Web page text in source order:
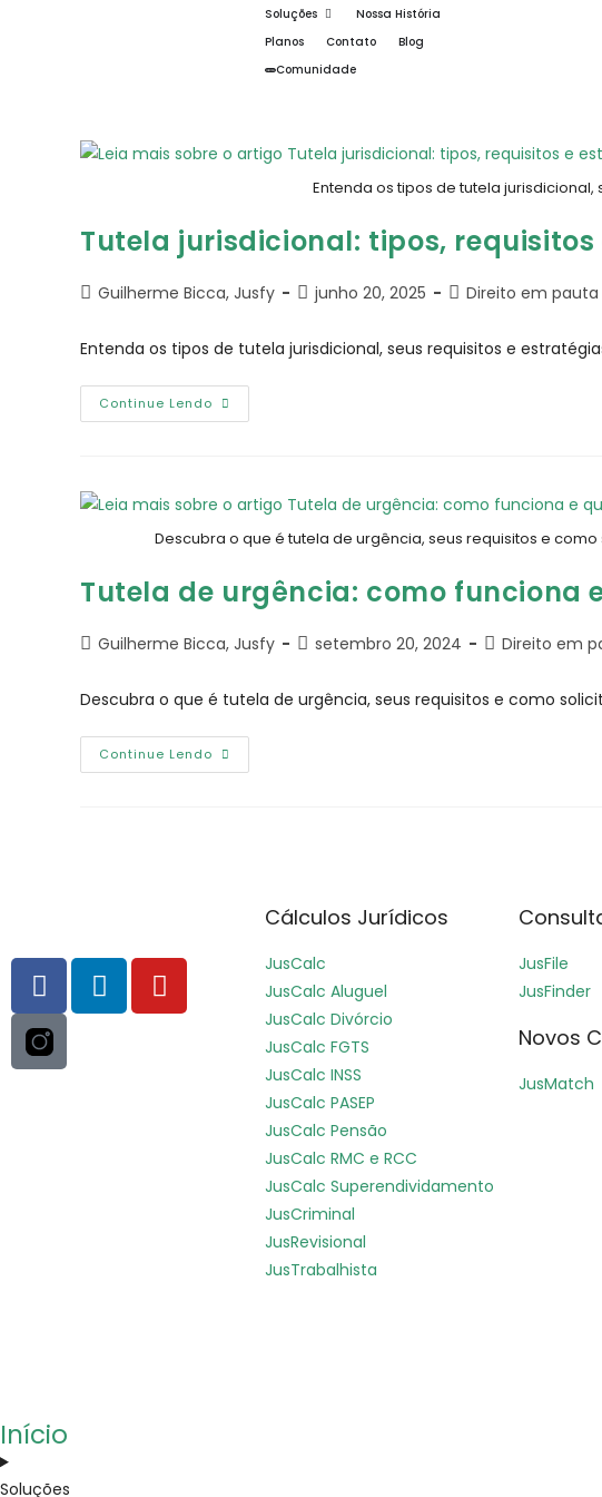
Soluções
Nossa História
Planos
Contato
Blog
Comunidade
Entenda os tipos de tutela
Tutela jurisdicional: tipos,
Guilherme Bicca, Jusfy junho 20, 2025 Direito em pauta
Entenda os tipos de tutela jurisdicional, seus requisitos e
Continue Lendo
Descubra o que é tutela de urgência, seus requisitos e
Tutela de urgência: como funciona
Guilherme Bicca, Jusfy setembro 20, 2024 Direito em
Descubra o que é tutela de urgência, seus requisitos e como
Continue Lendo
Cálculos Jurídicos
JusCalc
JusCalc Aluguel
JusCalc Divórcio
JusCalc FGTS
JusCalc INSS
JusCalc PASEP
JusCalc Pensão
JusCalc RMC e RCC
JusCalc Superendividamento
JusCriminal
JusRevisional
JusTrabalhista
JusFile
JusFinder
Novos
JusMatch
Início
Soluções